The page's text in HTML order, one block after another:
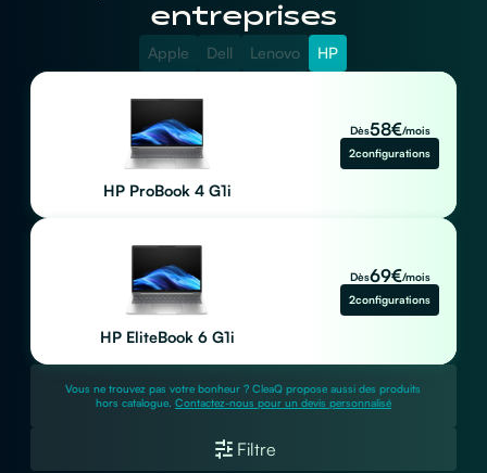
entreprises
Apple Dell Lenovo HP
HP ProBook 4 G1i
Dès58€/mois
2configurations
HP EliteBook 6 G1i
Dès69€/mois
2configurations
Vous ne trouvez pas votre bonheur ? CleaQ propose aussi des produits
hors catalogue. Contactez-nous pour un devis personnalisé
Filtre